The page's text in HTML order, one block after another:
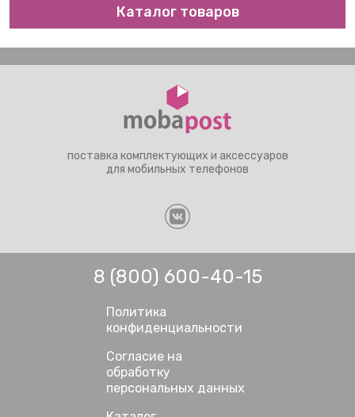
Каталог товаров
поставка комплектующих и аксессуаров
для мобильных телефонов
8 (800) 600-40-15
Политика
конфиденциальности
Согласие на
обработку
персональных данных